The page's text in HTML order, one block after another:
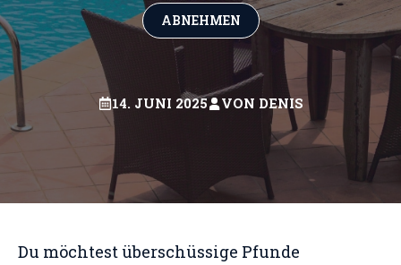
ABNEHMEN
14. JUNI 2025 VON DENIS
Du möchtest überschüssige Pfunde